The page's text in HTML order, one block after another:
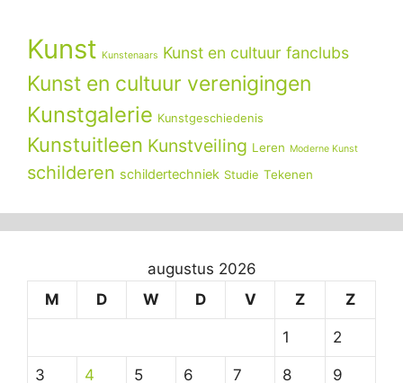
Kunst Kunstenaars Kunst en cultuur fanclubs
Kunst en cultuur verenigingen
Kunstgalerie Kunstgeschiedenis
Kunstuitleen Kunstveiling Leren Moderne Kunst
schilderen schildertechniek Studie Tekenen
augustus 2026
M
D W D V Z Z
1 2
3 4 5 6 7 8 9